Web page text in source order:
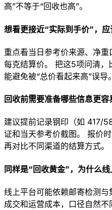
高”不等于“回收也高”。
想看更接近“实际到手价”，应
重点看当日参考价来源、净
每克结算价。 把这5项问清
能避免被“总价看起来高”误导。
回收前需要准备哪些信息更容
建议提前记录钢印（如 417/
证和当天参考价截图。 报价
再对比不同渠道的结算方式。
同样是“回收黄金”，为什么线
线上平台可能依赖邮寄检测
成交和运营成本，口径自然